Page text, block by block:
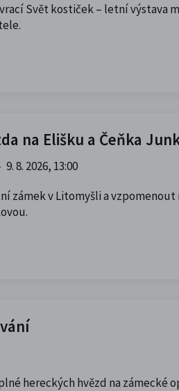
Svět kostiček – letní výstava
na Elišku a Čeňka
9. 8. 2026, 13:00
zámek v Litomyšli a vzpomenout
hereckých hvězd na zámecké